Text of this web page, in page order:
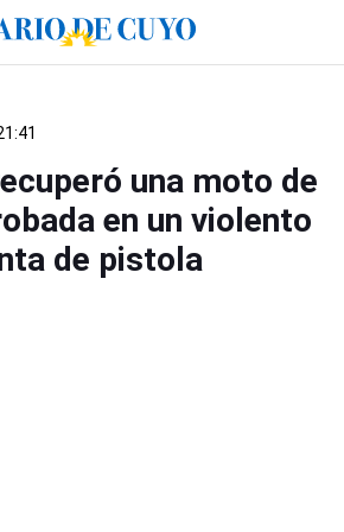
una moto de
en un violento
de pistola